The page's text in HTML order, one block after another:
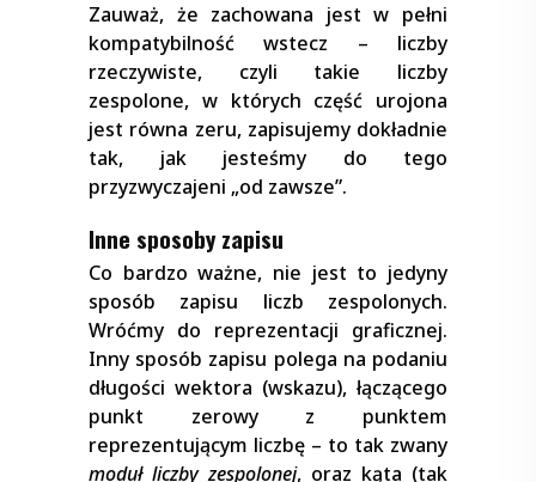
Zauważ, że zachowana jest w pełni
kompatybilność wstecz – liczby
rzeczywiste, czyli takie liczby
zespolone, w których część urojona
jest równa zeru, zapisujemy dokładnie
tak, jak jesteśmy do tego
przyzwyczajeni „od zawsze”.
Inne sposoby zapisu
Co bardzo ważne, nie jest to jedyny
sposób zapisu liczb zespolonych.
Wróćmy do reprezentacji graficznej.
Inny sposób zapisu polega na podaniu
długości wektora (wskazu), łączącego
punkt zerowy z punktem
reprezentującym liczbę – to tak zwany
moduł liczby zespolonej, oraz kąta (tak